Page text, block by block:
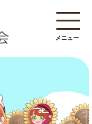
メニュー